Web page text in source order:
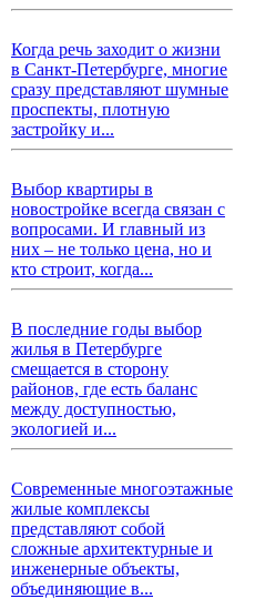
Когда речь заходит о жизни
в Санкт-Петербурге, многие
сразу представляют шумные
проспекты, плотную
застройку и...
Выбор квартиры в
новостройке всегда связан с
вопросами. И главный из
них – не только цена, но и
кто строит, когда...
В последние годы выбор
жилья в Петербурге
смещается в сторону
районов, где есть баланс
между доступностью,
экологией и...
Современные многоэтажные
жилые комплексы
представляют собой
сложные архитектурные и
инженерные объекты,
объединяющие в...